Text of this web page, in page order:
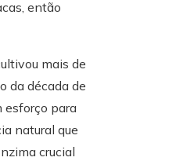
então
mais de
da década de
esforço para
natural que
crucial